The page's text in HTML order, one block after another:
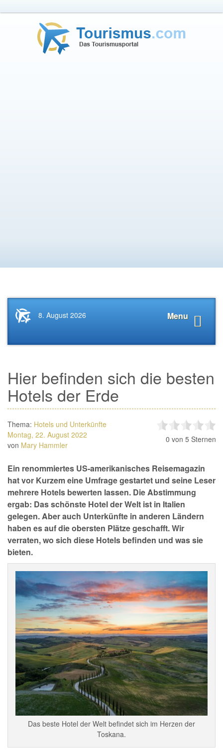
Startseite
News.Tourismus.com
Menu
8. August 2026
Hier befinden sich die besten
Hotels der Erde
Thema: Hotels und Unterkünfte
Montag, 22. August 2022
von Mary Hammler
0 von 5 Sternen
Ein renommiertes US-amerikanisches Reisemagazin
hat vor Kurzem eine Umfrage gestartet und seine Leser
mehrere Hotels bewerten lassen. Die Abstimmung
ergab: Das schönste Hotel der Welt ist in Italien
gelegen. Aber auch Unterkünfte in anderen Ländern
haben es auf die obersten Plätze geschafft. Wir
verraten, wo sich diese Hotels befinden und was sie
bieten.
Das beste Hotel der Welt befindet sich im Herzen der
Toskana.